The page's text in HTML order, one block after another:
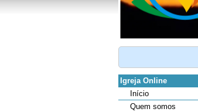
Igreja Online
Início
Quem somos